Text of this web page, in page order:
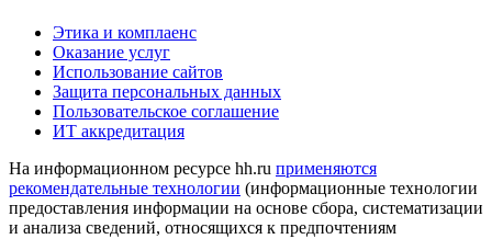
Этика и комплаенс
Оказание услуг
Использование сайтов
Защита персональных данных
Пользовательское соглашение
ИТ аккредитация
На информационном ресурсе hh.ru применяются
рекомендательные технологии (информационные технологии
предоставления информации на основе сбора, систематизации
и анализа сведений, относящихся к предпочтениям